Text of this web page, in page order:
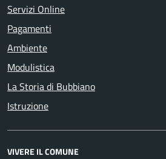
Servizi Online
Pagamenti
Ambiente
Modulistica
La Storia di Bubbiano
Istruzione
VIVERE IL COMUNE